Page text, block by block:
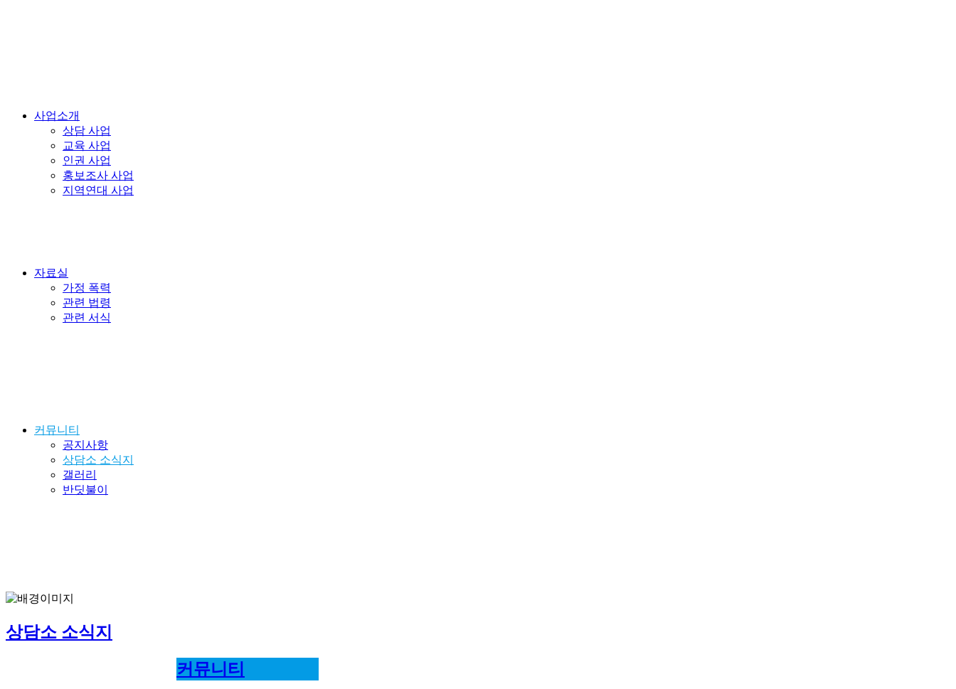
사업소개
상담 사업
교육 사업
인권 사업
홍보조사 사업
지역연대 사업
자료실
가정 폭력
관련 법령
관련 서식
커뮤니티
공지사항
상담소 소식지
갤러리
반딧불이
상담소 소식지
커뮤니티